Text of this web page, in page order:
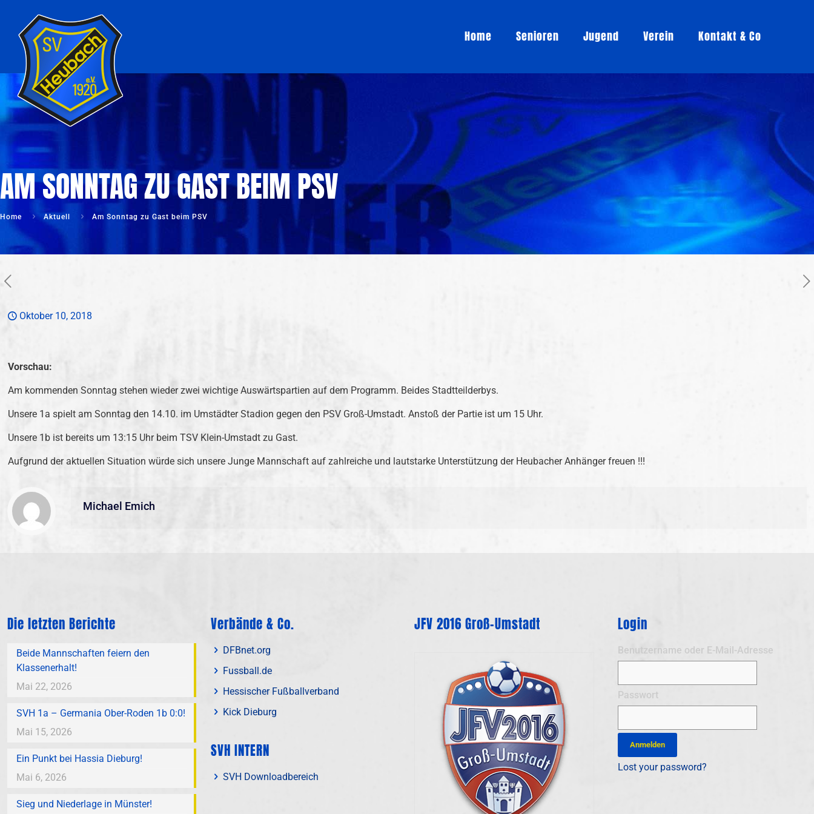
Home Senioren Jugend Verein Kontakt & Co
AM SONNTAG ZU GAST BEIM PSV
Home Aktuell Am Sonntag zu Gast beim PSV
Oktober 10, 2018
Vorschau:
Am kommenden Sonntag stehen wieder zwei wichtige Auswärtspartien auf dem Programm. Beides Stadtteilderbys.
Unsere 1a spielt am Sonntag den 14.10. im Umstädter Stadion gegen den PSV Groß-Umstadt. Anstoß der Partie ist um 15 Uhr.
Unsere 1b ist bereits um 13:15 Uhr beim TSV Klein-Umstadt zu Gast.
Aufgrund der aktuellen Situation würde sich unsere Junge Mannschaft auf zahlreiche und lautstarke Unterstützung der Heubacher Anhänger freuen !!!
Michael Emich
Die letzten Berichte
Beide Mannschaften feiern den
Klassenerhalt!
Mai 22, 2026
SVH 1a – Germania Ober-Roden 1b 0:0!
Mai 15, 2026
Ein Punkt bei Hassia Dieburg!
Mai 6, 2026
Sieg und Niederlage in Münster!
Verbände & Co.
DFBnet.org
Fussball.de
Hessischer Fußballverband
Kick Dieburg
SVH INTERN
SVH Downloadbereich
JFV 2016 Groß-Umstadt Login
Benutzername oder E-Mail-Adresse
Passwort
Lost your password?